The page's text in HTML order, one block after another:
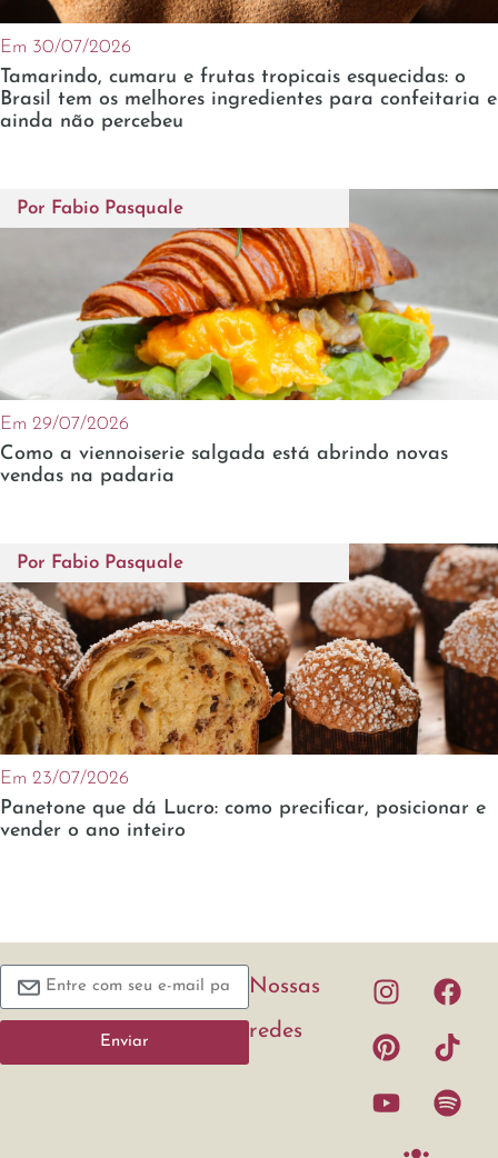
Em 30/07/2026
Tamarindo, cumaru e frutas tropicais esquecidas: o
Brasil tem os melhores ingredientes para confeitaria e
ainda não percebeu
Por Fabio Pasquale
Em 29/07/2026
Como a viennoiserie salgada está abrindo novas
vendas na padaria
Por Fabio Pasquale
Em 23/07/2026
Panetone que dá Lucro: como precificar, posicionar e
vender o ano inteiro
Enviar
Nossas
redes